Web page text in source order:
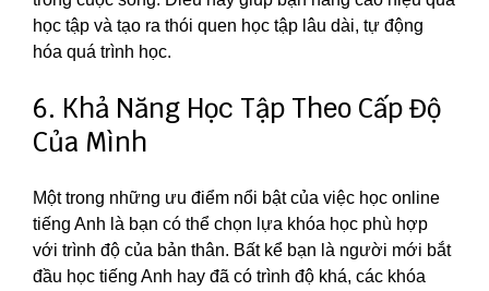
học tập và tạo ra thói quen học tập lâu dài, tự động
hóa quá trình học.
6. Khả Năng Học Tập Theo Cấp Độ
Của Mình
Một trong những ưu điểm nổi bật của việc học online
tiếng Anh là bạn có thể chọn lựa khóa học phù hợp
với trình độ của bản thân. Bất kể bạn là người mới bắt
đầu học tiếng Anh hay đã có trình độ khá, các khóa